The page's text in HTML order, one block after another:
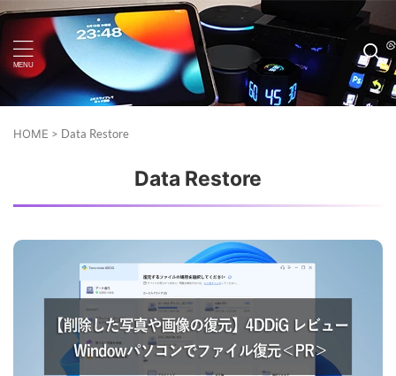
HOME > Data Restore
Data Restore